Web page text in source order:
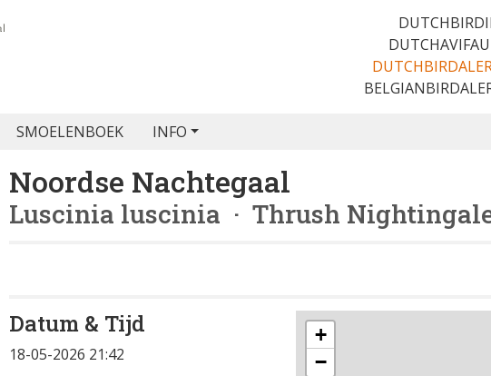
SMOELENBOEK INFO
Noordse Nachtegaal
Luscinia luscinia · Thrush
Datum & Tijd
18-05-2026 21:42
+
−